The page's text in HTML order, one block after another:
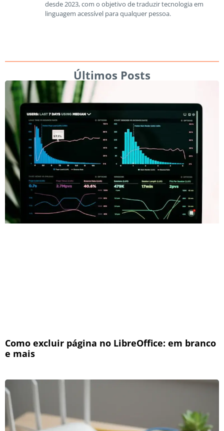
desde 2023, com o objetivo de traduzir tecnologia em
linguagem acessível para qualquer pessoa.
Últimos Posts
Como excluir página no LibreOffice: em branco
e mais